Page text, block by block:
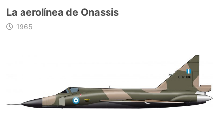
La aerolínea de Onassis
1965